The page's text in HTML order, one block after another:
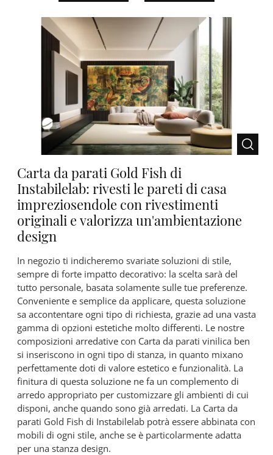
Carta da parati Gold Fish di
Instabilelab: rivesti le pareti di casa
impreziosendole con rivestimenti
originali e valorizza un'ambientazione
design
In negozio ti indicheremo svariate soluzioni di stile,
sempre di forte impatto decorativo: la scelta sarà del
tutto personale, basata solamente sulle tue preferenze.
Conveniente e semplice da applicare, questa soluzione
sa accontentare ogni tipo di richiesta, grazie ad una vasta
gamma di opzioni estetiche molto differenti. Le nostre
composizioni arredative con Carta da parati vinilica ben
si inseriscono in ogni tipo di stanza, in quanto mixano
perfettamente doti di valore estetico e funzionalità. La
finitura di questa soluzione ne fa un complemento di
arredo appropriato per customizzare gli ambienti di cui
disponi, anche quando sono già arredati. La Carta da
parati Gold Fish di Instabilelab potrà essere abbinata con
mobili di ogni stile, anche se è particolarmente adatta
per una stanza design.